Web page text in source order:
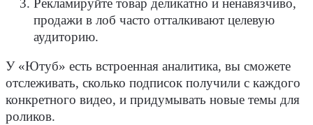
Рекламируйте товар деликатно и ненавязчиво,
продажи в лоб часто отталкивают целевую
аудиторию.
У «Ютуб» есть встроенная аналитика, вы сможете
отслеживать, сколько подписок получили с каждого
конкретного видео, и придумывать новые темы для
роликов.